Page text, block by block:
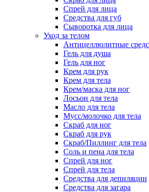
Спрей для лица
Средства для губ
Сыворотка для лица
Уход за телом
Антицеллюлитные
Гель для душа
Гель для ног
Крем для рук
Крем для тела
Крем/маска для ног
Лосьон для тела
Масло для тела
Мусс/молочко для тела
Скраб для ног
Скраб для рук
Скраб/Пиллинг для тела
Соль и пена для тела
Спрей для ног
Спрей для тела
Средства для депиляции
Средства для загара